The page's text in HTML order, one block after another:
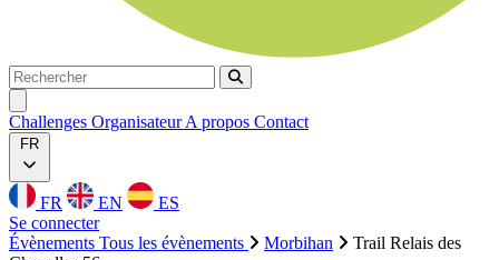
Rechercher
Rechercher
Challenges OrganisateurA propos Contact
FR
FR EN
ES
Se connecter
Évènements Tous les évènements Morbihan
Trail Relais des